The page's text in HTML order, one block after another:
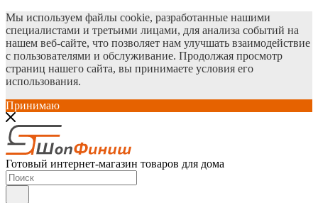
Мы используем файлы cookie, разработанные нашими
специалистами и третьими лицами, для анализа событий на
нашем веб-сайте, что позволяет нам улучшать взаимодействие
с пользователями и обслуживание. Продолжая просмотр
страниц нашего сайта, вы принимаете условия его
использования.
Принимаю
Готовый интернет-магазин товаров для дома